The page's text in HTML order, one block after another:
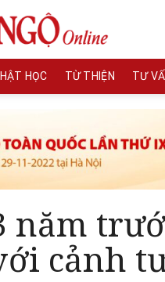
HỌC TỪ THIỆN TƯ
cảnh